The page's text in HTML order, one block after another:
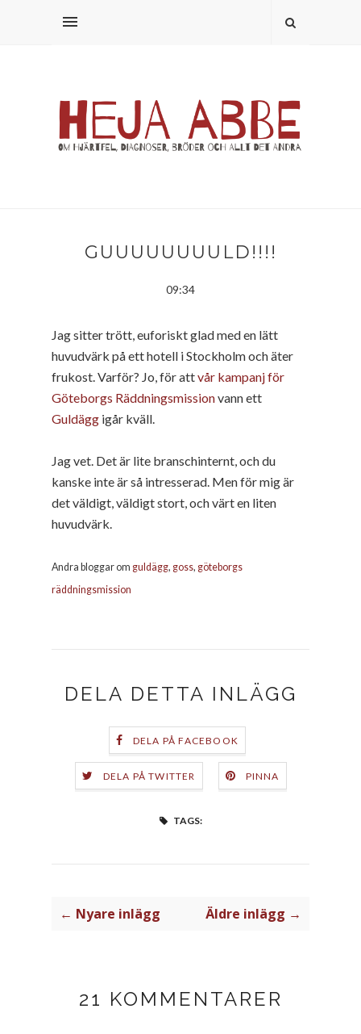
GUUUUUUUULD!!!!
09:34
Jag sitter trött, euforiskt glad med en lätt
huvudvärk på ett hotell i Stockholm och äter
frukost. Varför? Jo, för attvår kampanj för
Göteborgs Räddningsmissionvann ett
Guldägg igår kväll.
Jag vet. Det är lite branschinternt, och du
kanske inte är så intresserad. Men för mig är
det väldigt, väldigt stort, och värt en liten
huvudvärk.
Andra bloggar om guldägg, goss, göteborgs
räddningsmission
DELA DETTA INLÄGG
DELA PÅ FACEBOOK
DELA PÅ TWITTER PINNA
TAGS:
← Nyare inlägg Äldre inlägg →
21 KOMMENTARER